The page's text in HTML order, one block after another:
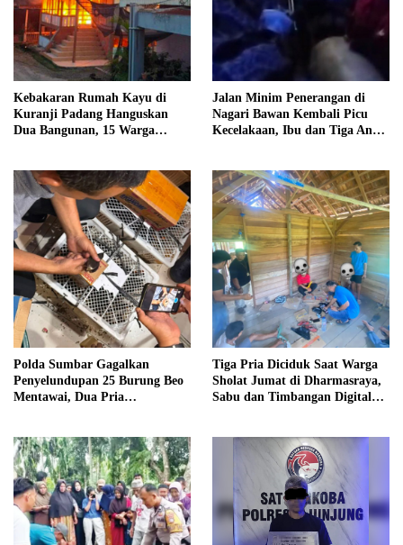
Kebakaran Rumah Kayu di
Kuranji Padang Hanguskan
Dua Bangunan, 15 Warga
Jalan Minim Penerangan di
Nagari Bawan Kembali Picu
Kecelakaan, Ibu dan Tiga Anak
Polda Sumbar Gagalkan
Penyelundupan 25 Burung Beo
Mentawai, Dua Pria
Tiga Pria Diciduk Saat Warga
Sholat Jumat di Dharmasraya,
Sabu dan Timbangan Digital